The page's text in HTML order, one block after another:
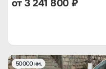
от3 241 800₽
50000 км.